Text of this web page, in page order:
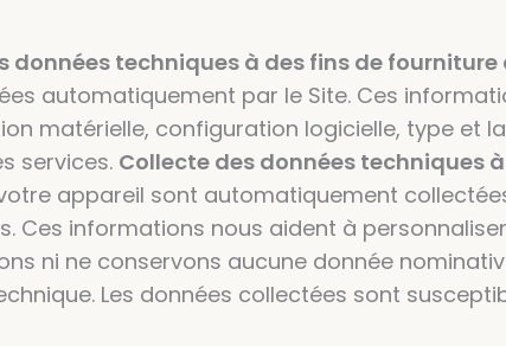
données techniques à des fins de fourniture
automatiquement par le Site. Ces
matérielle, configuration logicielle, type et
services. Collecte des données techniques
appareil sont automatiquement
Ces informations nous aident à
ni ne conservons aucune donnée
Les données collectées sont